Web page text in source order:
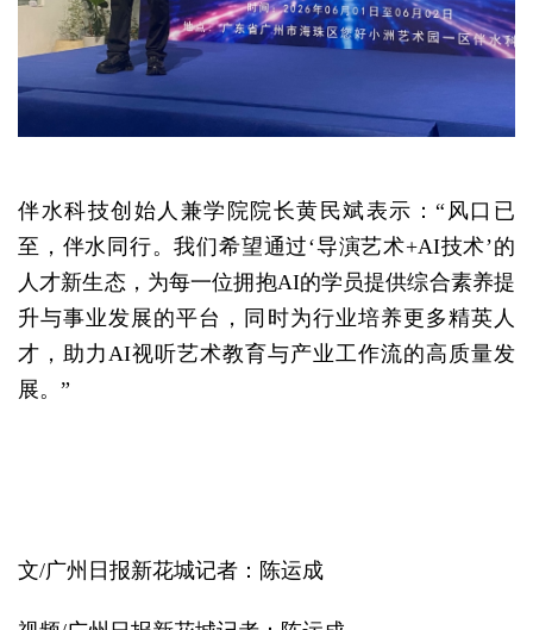
伴水科技创始人兼学院院长黄民斌表示：“风口已
至，伴水同行。我们希望通过‘导演艺术+AI技术’的
人才新生态，为每一位拥抱AI的学员提供综合素养提
升与事业发展的平台，同时为行业培养更多精英人
才，助力AI视听艺术教育与产业工作流的高质量发
展。”
文/广州日报新花城记者：陈运成